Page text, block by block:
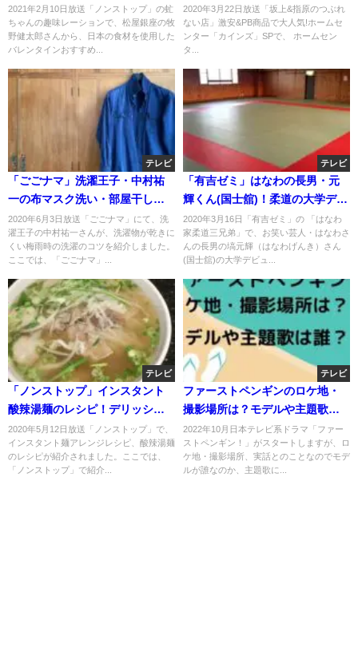
スト・アトリエキュイエール・
オキナワカカオ？
2021年2月10日放送「ノンストップ」の虻
ちゃんの趣味レーションで、松屋銀座の牧
野健太郎さんから、日本の食材を使用した
バレンタインおすすめ...
商品は？
2020年3月22日放送「坂上&指原のつぶれ
ない店」激安&PB商品で大人気!ホームセ
ンター「カインズ」SPで、 ホームセン
タ...
テレビ
「ごごナマ」洗濯王子・中村祐
一の布マスク洗い・部屋干し・
アイロンのコツは？
2020年6月3日放送「ごごナマ」にて、洗
濯王子の中村祐一さんが、洗濯物が乾きに
くい梅雨時の洗濯のコツを紹介しました。
ここでは、「ごごナマ」...
テレビ
「有吉ゼミ」はなわの長男・元
輝くん(国士舘)！柔道の大学デビ
ュー戦結果は？
2020年3月16日「有吉ゼミ」の 「はなわ
家柔道三兄弟」で、お笑い芸人・はなわさ
んの長男の塙元輝（はなわげんき）さん
(国士舘)の大学デビュ...
テレビ
「ノンストップ」インスタント
酸辣湯麺のレシピ！デリッシュ
キッチン！
2020年5月12日放送「ノンストップ」で、
インスタント麺アレンジレシピ、酸辣湯麺
のレシピが紹介されました。ここでは、
「ノンストップ」で紹介...
テレビ
ファーストペンギンのロケ地・
撮影場所は？モデルや主題歌は
誰？
2022年10月日本テレビ系ドラマ「ファー
ストペンギン！」がスタートしますが、ロ
ケ地・撮影場所、実話とのことなのでモデ
ルが誰なのか、主題歌に...